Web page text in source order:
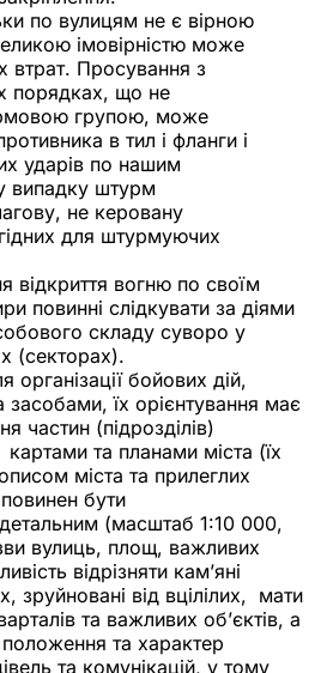
по вулицям не є вірною
імовірністю може
втрат. Просування з
порядках, що не
групою, може
в тил і фланги і
ударів по нашим
випадку штурм
не керовану
для штурмуючих
відкриття вогню по своїм
повинні слідкувати за діями
складу суворо у
(секторах).
організації бойових дій,
засобами, їх орієнтування має
частин (підрозділів)
та планами міста (їх
міста та прилеглих
бути
(масштаб 1:10 000,
вулиць, площ, важливих
відрізняти кам’яні
зруйновані від вцілілих, мати
та важливих об’єктів, а
та характер
та комунікацій, у тому